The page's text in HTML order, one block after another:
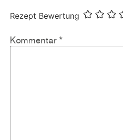
Rezept Bewertung
Kommentar *